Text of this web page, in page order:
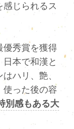
じられるス
優秀賞を獲得
本で和漢と
ハリ、艶、
使った後の容
別感もある大